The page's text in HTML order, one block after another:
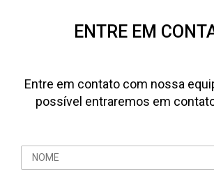
ENTRE EM
Entre em contato com nossa
possível entraremos em